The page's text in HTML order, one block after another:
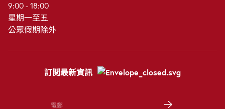
9:00 - 18:00
星期一至五
公眾假期除外
訂閲最新資訊